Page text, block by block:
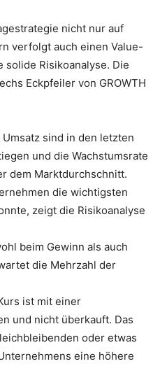
nicht nur auf
verfolgt auch einen Value-
solide Risikoanalyse. Die
Eckpfeiler von GROWTH
Umsatz sind in den letzten
und die Wachstumsrate
dem Marktdurchschnitt.
die wichtigsten
zeigt die Risikoanalyse
beim Gewinn als auch
die Mehrzahl der
ist mit einer
und nicht überkauft. Das
oder etwas
eine höhere